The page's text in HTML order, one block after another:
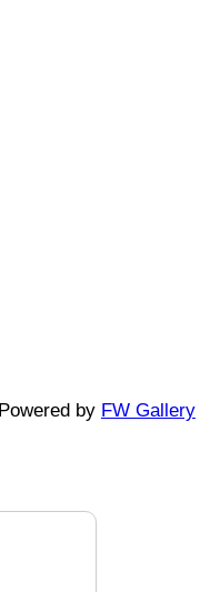
Powered by FW Gallery